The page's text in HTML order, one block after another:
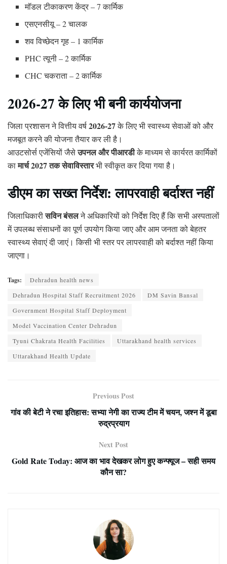
मॉडल टीकाकरण केंद्र – 7 कार्मिक
एसएनसीयू – 2 चालक
शव विच्छेदन गृह – 1 कार्मिक
PHC त्यूनी – 2 कार्मिक
CHC चकराता – 2 कार्मिक
2026-27 के लिए भी बनी कार्ययोजना
जिला प्रशासन ने वित्तीय वर्ष2026-27के लिए भी स्वास्थ्य सेवाओं को और
मजबूत करने की योजना तैयार कर ली है।
आउटसोर्स एजेंसियों जैसेउपनल और पीआरडीके माध्यम से कार्यरत कार्मिकों
कामार्च 2027 तक सेवाविस्तारभी स्वीकृत कर दिया गया है।
डीएम का सख्त निर्देश: लापरवाही बर्दाश्त नहीं
जिलाधिकारीसविन बंसलने अधिकारियों को निर्देश दिए हैं कि सभी अस्पतालों
में उपलब्ध संसाधनों का पूर्ण उपयोग किया जाए और आम जनता को बेहतर
स्वास्थ्य सेवाएं दी जाएं। किसी भी स्तर पर लापरवाही को बर्दाश्त नहीं किया
जाएगा।
Tags:
Dehradun health news
Dehradun Hospital Staff Recruitment 2026
DM Savin Bansal
Government Hospital Staff Deployment
Model Vaccination Center Dehradun
Tyuni Chakrata Health Facilities
Uttarakhand health services
Uttarakhand Health Update
Previous Post
गांव की बेटी ने रचा इतिहास: सभ्या नेगी का राज्य टीम में चयन, जश्न में डूबा
रुद्रप्रयाग
Next Post
Gold Rate Today: आज का भाव देखकर लोग हुए कन्फ्यूज – सही समय
कौन सा?